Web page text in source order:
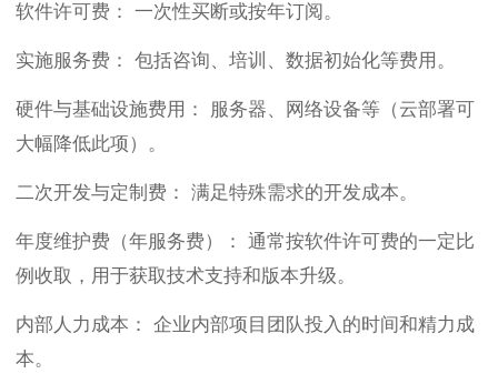
软件许可费： 一次性买断或按年订阅。
实施服务费： 包括咨询、培训、数据初始化等费用。
硬件与基础设施费用： 服务器、网络设备等（云部署可
大幅降低此项）。
二次开发与定制费： 满足特殊需求的开发成本。
年度维护费（年服务费）： 通常按软件许可费的一定比
例收取，用于获取技术支持和版本升级。
内部人力成本： 企业内部项目团队投入的时间和精力成
本。